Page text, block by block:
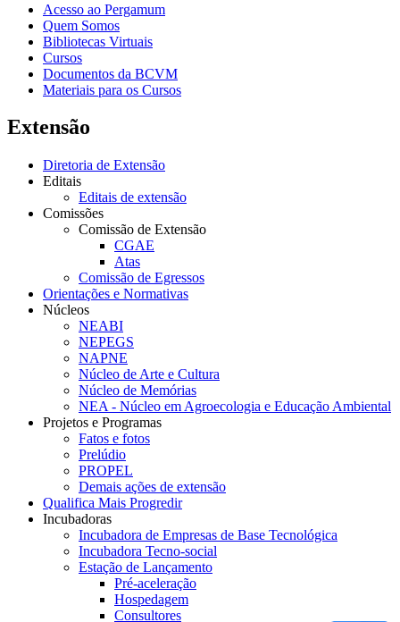
Acesso ao Pergamum
Quem Somos
Bibliotecas Virtuais
Cursos
Documentos da BCVM
Materiais para os Cursos
Extensão
Diretoria de Extensão
Editais
Editais de extensão
Comissões
Comissão de Extensão
CGAE
Atas
Comissão de Egressos
Orientações e Normativas
Núcleos
NEABI
NEPEGS
NAPNE
Núcleo de Arte e Cultura
Núcleo de Memórias
NEA - Núcleo em Agroecologia e Educação Ambiental
Projetos e Programas
Fatos e fotos
Prelúdio
PROPEL
Demais ações de extensão
Qualifica Mais Progredir
Incubadoras
Incubadora de Empresas de Base Tecnológica
Incubadora Tecno-social
Estação de Lançamento
Pré-aceleração
Hospedagem
Consultores